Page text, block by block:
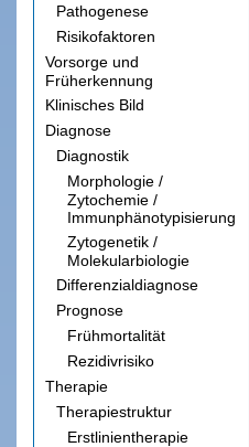
Pathogenese
Risikofaktoren
Vorsorge und
Früherkennung
Klinisches Bild
Diagnose
Diagnostik
Morphologie /
Zytochemie /
Immunphänotypisierung
Zytogenetik /
Molekularbiologie
Differenzialdiagnose
Prognose
Frühmortalität
Rezidivrisiko
Therapie
Therapiestruktur
Erstlinientherapie